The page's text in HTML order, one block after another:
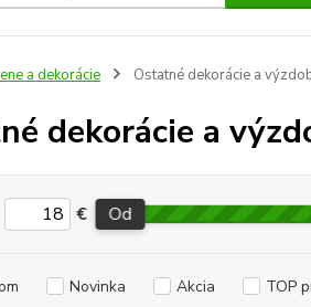
a dekorácie Ostatné dekorácie a
dekorácie a
€ Od
Novinka Akcia TOP